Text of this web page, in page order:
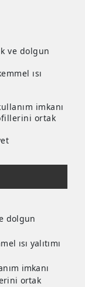
ve dolgun
ısı
imkanı
ortak
dolgun
ısı yalıtımı
imkanı
ortak